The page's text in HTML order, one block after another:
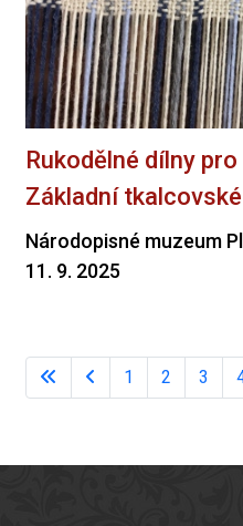
Rukodělné dílny
Základní
Národopisné muzeum
11. 9. 2025
1 2 3